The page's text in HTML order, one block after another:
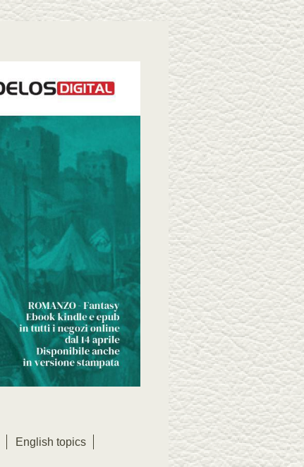
English topics